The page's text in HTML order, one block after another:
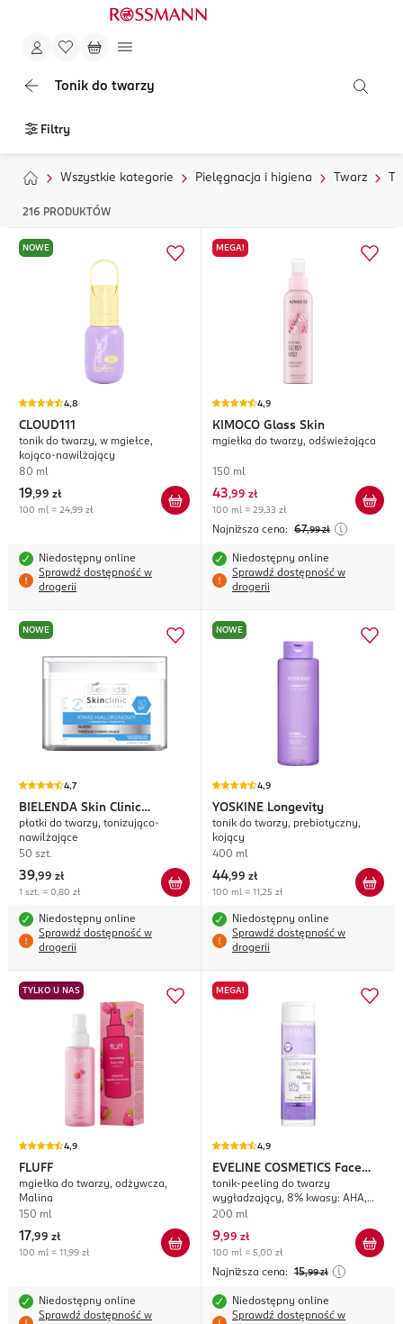
Tonik do twarzy
Filtry
Wszystkie kategorie Pielęgnacja i higiena Twarz
216 PRODUKTÓW
NOWE
4,8
CLOUD111
tonik do twarzy, w mgiełce,
kojąco-nawilżający
80 ml
19,99 zł
100 ml = 24,99 zł
Niedostępny online
Sprawdź dostępność w
drogerii
MEGA!
4,9
KIMOCO Glass Skin
mgiełka do twarzy, odświeżająca
150 ml
43,99 zł
100 ml = 29,33 zł
Najniższa cena: 67,99 zł
Niedostępny online
Sprawdź dostępność w
drogerii
NOWE
4,7
BIELENDA Skin Clinic
Professional Kwas
Hialuronowy
płatki do twarzy, tonizująco-
nawilżające
50 szt.
39,99 zł
1 szt. = 0,80 zł
Niedostępny online
Sprawdź dostępność w
drogerii
NOWE
4,9
YOSKINE Longevity
tonik do twarzy, prebiotyczny,
kojący
400 ml
44,99 zł
100 ml = 11,25 zł
Niedostępny online
Sprawdź dostępność w
drogerii
TYLKO U NAS
4,9
FLUFF
mgiełka do twarzy, odżywcza,
Malina
150 ml
17,99 zł
100 ml = 11,99 zł
Niedostępny online
Sprawdź dostępność w
MEGA!
4,9
EVELINE COSMETICS Face
Therapy Professional Clean
Shot
tonik-peeling do twarzy
wygładzający, 8% kwasy: AHA,
BHA, PHA
200 ml
9,99 zł
100 ml = 5,00 zł
Najniższa cena: 15,99 zł
Niedostępny online
Sprawdź dostępność w